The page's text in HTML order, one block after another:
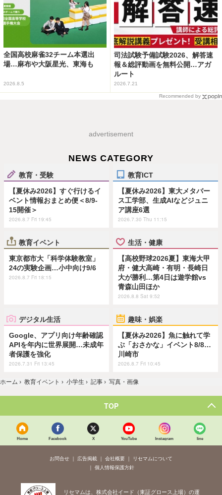
全国高校麻雀32チーム本選出
場…麻布や大阪星光、東海も
2026.8.5
司法試験予備試験2026、解答速
報＆総評動画を無料公開…アガ
ルート
2026.7.21
Recommended by
advertisement
NEWS CATEGORY
教育・受験
【夏休み2026】すぐ行けるイ
ベント情報おまとめ便＜8/9-
15開催＞
2026.8.7 Fri 19:45
教育ICT
【夏休み2026】東大メタバー
ス工学部、生成AIなどジュニ
ア講座6選
2026.7.30 Thu 11:15
教育イベント
東京都市大「科学体験教室」
24の実験企画…小中向け9/6
2026.8.7 Fri 18:15
生活・健康
【高校野球2026夏】東海大甲
府・健大高崎・有明・長崎日
大が勝利…第4日は遊学館vs
青森山田ほか
2026.8.8 Sat 9:52
デジタル生活
Google、アプリ向け年齢確認
APIを年内に世界展開…未成年
者保護を強化
2026.7.31 Fri 13:45
趣味・娯楽
【夏休み2026】魚に触れて学
ぶ「おさかな」イベント8/8…
川崎市
2026.8.7 Fri 10:45
ホーム › 教育イベント › 小学生 › 記事 › 写真・画像
TOP
Home Facebook X YouTube Instagram line
お問合せ 広告掲載 会社概要
リセマムについて
個人情報保護方針
リセマムは、株式会社イード（東証グロース上場）の運